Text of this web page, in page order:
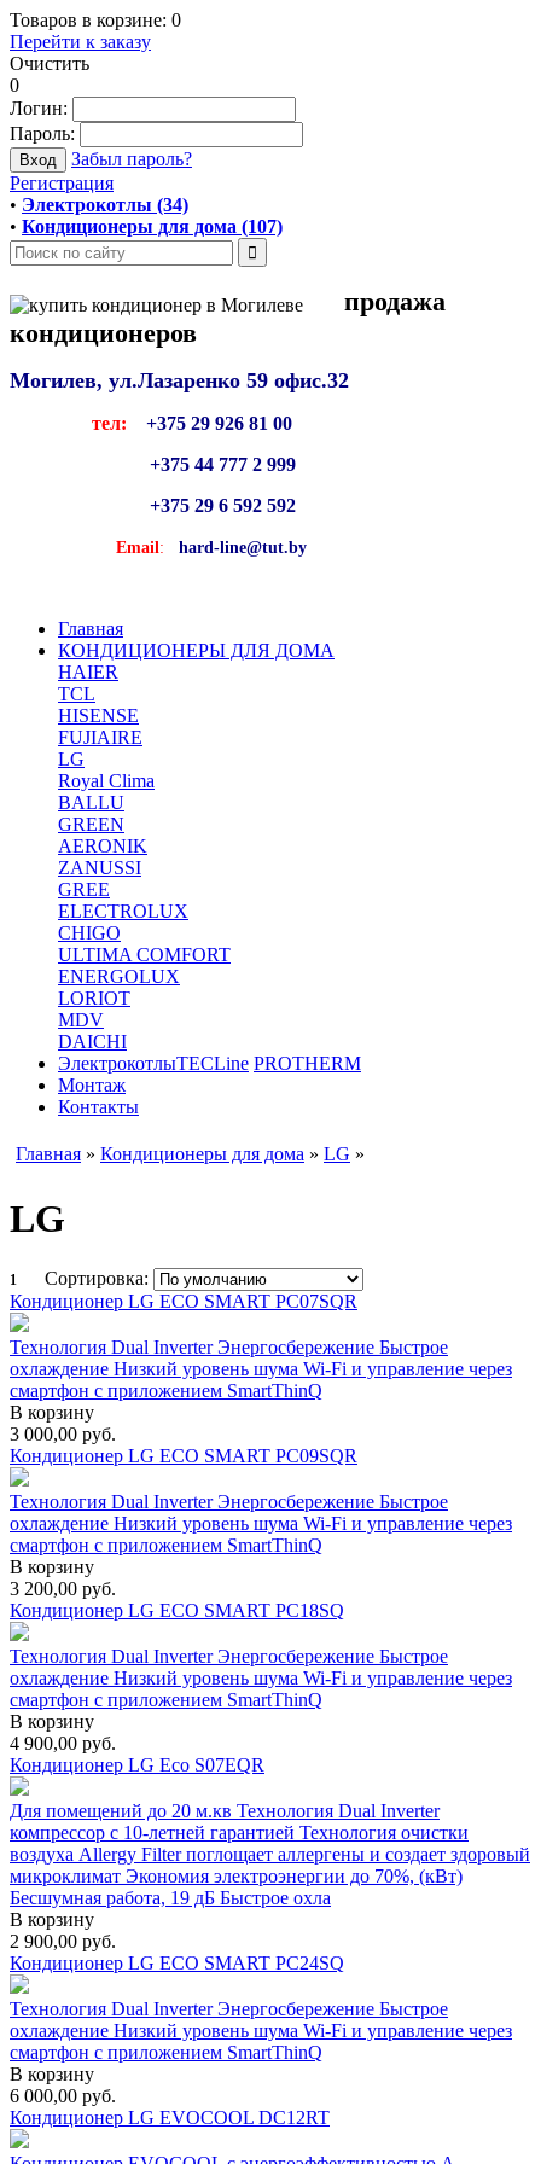
Товаров в корзине: 0
Перейти к заказу
Очистить
0
Логин:
Пароль:
Забыл пароль?
Регистрация
• Электрокотлы (34)
• Кондиционеры для дома (107)
продажа
кондиционеров
Могилев, ул.Лазаренко 59 офис.32
тел: +375 29 926 81 00
+375 44 777 2 999
+375 29 6 592 592
Email: hard-line@tut.by
Главная
КОНДИЦИОНЕРЫ ДЛЯ ДОМА
HAIER
TCL
HISENSE
FUJIAIRE
LG
Royal Clima
BALLU
GREEN
AERONIK
ZANUSSI
GREE
ELECTROLUX
CHIGO
ULTIMA COMFORT
ENERGOLUX
LORIOT
MDV
DAICHI
ЭлектрокотлыTECLine PROTHERM
Монтаж
Контакты
Главная » Кондиционеры для дома » LG »
LG
1
Сортировка:
Кондиционер LG ECO SMART PC07SQR
Технология Dual Inverter Энергосбережение Быстрое
охлаждение Низкий уровень шума Wi-Fi и управление через
смартфон с приложением SmartThinQ
В корзину
3 000,00 руб.
Кондиционер LG ECO SMART PC09SQR
Технология Dual Inverter Энергосбережение Быстрое
охлаждение Низкий уровень шума Wi-Fi и управление через
смартфон с приложением SmartThinQ
В корзину
3 200,00 руб.
Кондиционер LG ECO SMART PC18SQ
Технология Dual Inverter Энергосбережение Быстрое
охлаждение Низкий уровень шума Wi-Fi и управление через
смартфон с приложением SmartThinQ
В корзину
4 900,00 руб.
Кондиционер LG Eco S07EQR
Для помещений до 20 м.кв Технология Dual Inverter
компрессор с 10-летней гарантией Технология очистки
воздуха Allergy Filter поглощает аллергены и создает здоровый
микроклимат Экономия электроэнергии до 70%, (кВт)
Бесшумная работа, 19 дБ Быстрое охла
В корзину
2 900,00 руб.
Кондиционер LG ECO SMART PC24SQ
Технология Dual Inverter Энергосбережение Быстрое
охлаждение Низкий уровень шума Wi-Fi и управление через
смартфон с приложением SmartThinQ
В корзину
6 000,00 руб.
Кондиционер LG EVOCOOL DC12RT